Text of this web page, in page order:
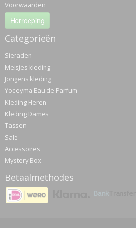
Voorwaarden
Herroeping
Categorieën
Sieraden
Meisjes kleding
Jongens kleding
Yodeyma Eau de Parfum
Kleding Heren
Kleding Dames
Tassen
Sale
Accessoires
Mystery Box
Betaalmethodes